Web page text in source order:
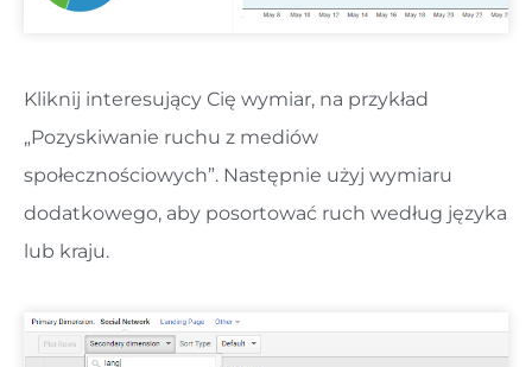
Kliknij interesujący Cię wymiar, na przykład
„Pozyskiwanie ruchu z mediów
społecznościowych”. Następnie użyj wymiaru
dodatkowego, aby posortować ruch według języka
lub kraju.